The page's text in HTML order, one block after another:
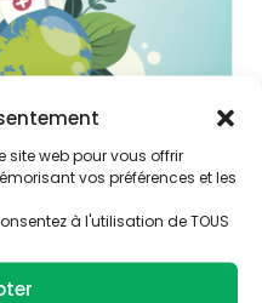
site web pour vous offrir
vos préférences et les
à l'utilisation de TOUS